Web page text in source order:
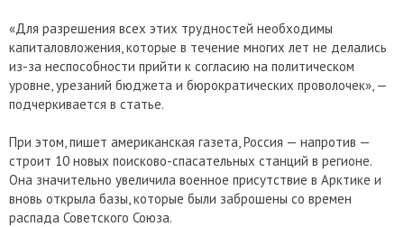
«Для разрешения всех этих трудностей необходимы
капиталовложения, которые в течение многих лет не делались
из-за неспособности прийти к согласию на политическом
уровне, урезаний бюджета и бюрократических проволочек», —
подчеркивается в статье.
При этом, пишет американская газета, Россия — напротив —
строит 10 новых поисково-спасательных станций в регионе.
Она значительно увеличила военное присутствие в Арктике и
вновь открыла базы, которые были заброшены со времен
распада Советского Союза.